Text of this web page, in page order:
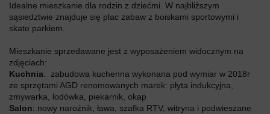
Idealne mieszkanie dla rodzin z dziećmi. W najbliższym
sąsiedztwie znajduje się plac zabaw z boiskami sportowymi i
skate parkiem.
Mieszkanie sprzedawane jest z wyposażeniem widocznym na
zdjęciach:
Kuchnia: zabudowa kuchenna wykonana pod wymiar w 2018r
ze sprzętami AGD renomowanych marek: płyta indukcyjna,
zmywarka, lodówka, piekarnik, okap
Salon: nowy narożnik, ława, szafka RTV, witryna i podwieszane